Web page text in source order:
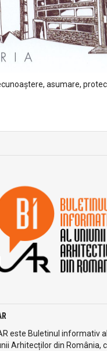
asumare,
este Buletinul informativ al
Arhitecților din România,